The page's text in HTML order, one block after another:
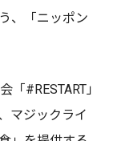
、「ニッポン
#RESTART」
マジックライ